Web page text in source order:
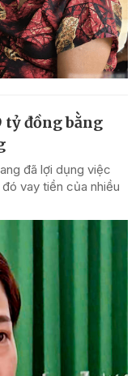
tỷ đồng bằng
đã lợi dụng việc
vay tiền của nhiều